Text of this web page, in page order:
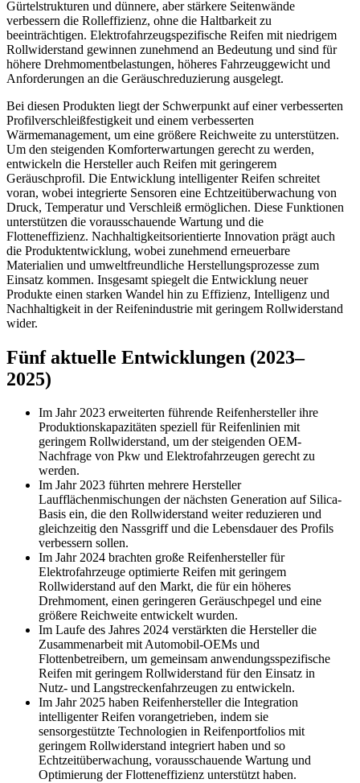
Gürtelstrukturen und dünnere, aber stärkere Seitenwände
verbessern die Rolleffizienz, ohne die Haltbarkeit zu
beeinträchtigen. Elektrofahrzeugspezifische Reifen mit niedrigem
Rollwiderstand gewinnen zunehmend an Bedeutung und sind für
höhere Drehmomentbelastungen, höheres Fahrzeuggewicht und
Anforderungen an die Geräuschreduzierung ausgelegt.
Bei diesen Produkten liegt der Schwerpunkt auf einer verbesserten
Profilverschleißfestigkeit und einem verbesserten
Wärmemanagement, um eine größere Reichweite zu unterstützen.
Um den steigenden Komforterwartungen gerecht zu werden,
entwickeln die Hersteller auch Reifen mit geringerem
Geräuschprofil. Die Entwicklung intelligenter Reifen schreitet
voran, wobei integrierte Sensoren eine Echtzeitüberwachung von
Druck, Temperatur und Verschleiß ermöglichen. Diese Funktionen
unterstützen die vorausschauende Wartung und die
Flotteneffizienz. Nachhaltigkeitsorientierte Innovation prägt auch
die Produktentwicklung, wobei zunehmend erneuerbare
Materialien und umweltfreundliche Herstellungsprozesse zum
Einsatz kommen. Insgesamt spiegelt die Entwicklung neuer
Produkte einen starken Wandel hin zu Effizienz, Intelligenz und
Nachhaltigkeit in der Reifenindustrie mit geringem Rollwiderstand
wider.
Fünf aktuelle Entwicklungen (2023–
2025)
Im Jahr 2023 erweiterten führende Reifenhersteller ihre
Produktionskapazitäten speziell für Reifenlinien mit
geringem Rollwiderstand, um der steigenden OEM-
Nachfrage von Pkw und Elektrofahrzeugen gerecht zu
werden.
Im Jahr 2023 führten mehrere Hersteller
Laufflächenmischungen der nächsten Generation auf Silica-
Basis ein, die den Rollwiderstand weiter reduzieren und
gleichzeitig den Nassgriff und die Lebensdauer des Profils
verbessern sollen.
Im Jahr 2024 brachten große Reifenhersteller für
Elektrofahrzeuge optimierte Reifen mit geringem
Rollwiderstand auf den Markt, die für ein höheres
Drehmoment, einen geringeren Geräuschpegel und eine
größere Reichweite entwickelt wurden.
Im Laufe des Jahres 2024 verstärkten die Hersteller die
Zusammenarbeit mit Automobil-OEMs und
Flottenbetreibern, um gemeinsam anwendungsspezifische
Reifen mit geringem Rollwiderstand für den Einsatz in
Nutz- und Langstreckenfahrzeugen zu entwickeln.
Im Jahr 2025 haben Reifenhersteller die Integration
intelligenter Reifen vorangetrieben, indem sie
sensorgestützte Technologien in Reifenportfolios mit
geringem Rollwiderstand integriert haben und so
Echtzeitüberwachung, vorausschauende Wartung und
Optimierung der Flotteneffizienz unterstützt haben.